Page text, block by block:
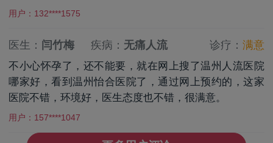
用户：132****1575
医生： 闫竹梅 疾病： 无痛人流 诊疗： 满意
不小心怀孕了，还不能要，就在网上搜了温州人流医院
哪家好，看到温州怡合医院了，通过网上预约的，这家
医院不错，环境好，医生态度也不错，很满意。
用户：157****1047